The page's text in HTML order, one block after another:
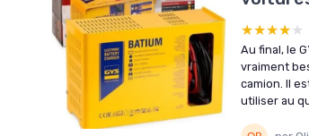
★★★★★
★★★★★
Au final, le
vraiment
camion. Il
utiliser au